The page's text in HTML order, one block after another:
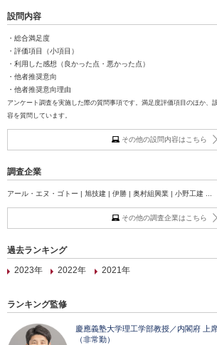
設問内容
・総合満足度
・評価項目（小項目）
・利用した感想（良かった点・悪かった点）
・他者推奨意向
・他者推奨意向理由
アンケート調査を実施した際の質問事項です。満足度評価項目のほか、
容を質問しています。
その他の設問内容はこちら
調査企業
アール・エヌ・ゴトー | 旭技建 | 伊勝 | 奥村組興業 | 小野工建 ...
その他の調査企業はこちら
過去ランキング
2023年
2022年 2021年
ランキング監修
慶應義塾大学理工学部教授／内閣府 上
（非常勤）